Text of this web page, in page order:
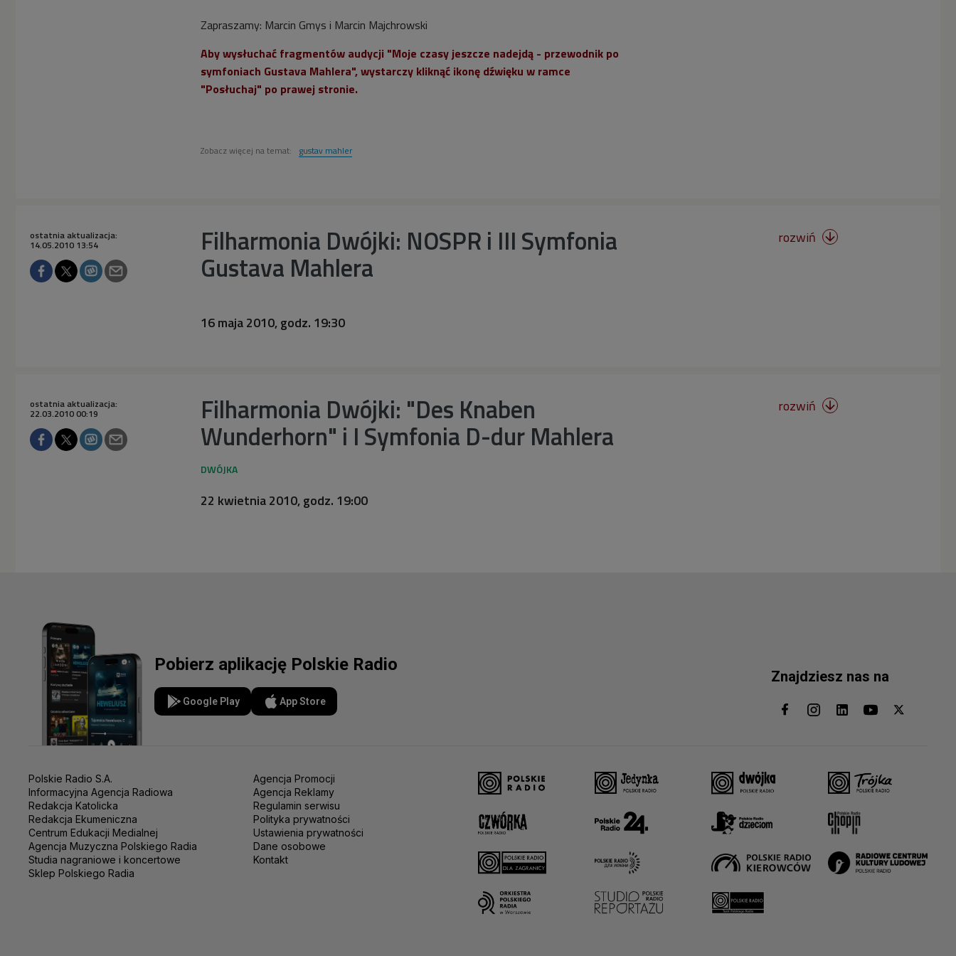
Zapraszamy: Marcin Gmys i Marcin Majchrowski
Aby wysłuchać fragmentów audycji "Moje czasy jeszcze nadejdą - przewodnik po
symfoniach Gustava Mahlera", wystarczy kliknąć ikonę dźwięku w ramce
"Posłuchaj" po prawej stronie.
Zobacz więcej na temat: gustav mahler
Filharmonia Dwójki: NOSPR i III Symfonia
Gustava Mahlera
ostatnia aktualizacja:
14.05.2010 13:54
16 maja 2010, godz. 19:30
rozwiń 
Filharmonia Dwójki: "Des Knaben
Wunderhorn" i I Symfonia D-dur Mahlera
ostatnia aktualizacja:
22.03.2010 00:19
22 kwietnia 2010, godz. 19:00
rozwiń 
Pobierz aplikację Polskie Radio
Google Play App Store
Znajdziesz nas na
Polskie Radio S.A.
Informacyjna Agencja Radiowa
Redakcja Katolicka
Redakcja Ekumeniczna
Centrum Edukacji Medialnej
Agencja Muzyczna Polskiego Radia
Studia nagraniowe i koncertowe
Sklep Polskiego Radia
Agencja Promocji
Agencja Reklamy
Regulamin serwisu
Polityka prywatności
Ustawienia prywatności
Dane osobowe
Kontakt